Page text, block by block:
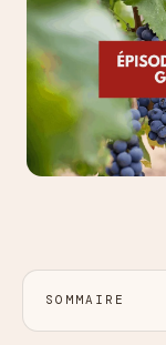
SOMMAIRE